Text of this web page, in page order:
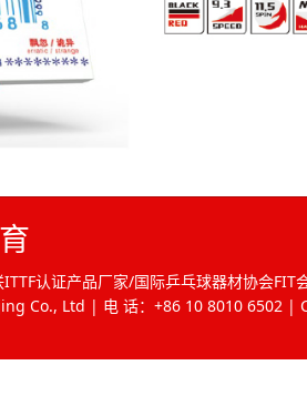
认证产品厂家/国际乒乓球器材协会FIT
Co., Ltd | 电 话：+86 10 8010 6502